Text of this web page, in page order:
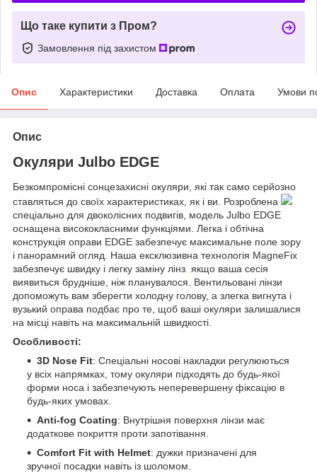
Що таке купити з Пром?
Замовлення під захистом
Опис Характеристики Доставка Оплата Умови
Опис
Окуляри Julbo EDGE
Безкомпромісні сонцезахисні окуляри, які так само серйозно
ставляться до своїх характеристиках, як і ви. Розроблена
спеціально для двоколісних подвигів, модель Julbo EDGE
оснащена висококласними функціями. Легка і обтічна
конструкція оправи EDGE забезпечує максимальне поле зору
і панорамний огляд. Наша ексклюзивна технологія MagneFix
забезпечує швидку і легку заміну лінз, якщо ваша сесія
виявиться брудніше, ніж планувалося. Вентильовані лінзи
допоможуть вам зберегти холодну голову, а злегка вигнута і
вузький оправа подбає про те, щоб ваші окуляри залишалися
на місці навіть на максимальній швидкості.
Особливості:
3D Nose Fit: Спеціальні носові накладки регулюються
у всіх напрямках, тому окуляри підходять до будь-якої
форми носа і забезпечують неперевершену фіксацію в
будь-яких умовах.
Anti-fog Coating: Внутрішня поверхня лінзи має
додаткове покриття проти запотівання.
Comfort Fit with Helmet: дужки призначені для
зручної посадки навіть із шоломом.